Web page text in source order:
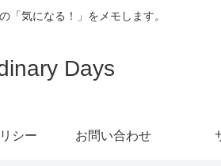
「気になる！」をメモします。
Days
シー お問い合わせ